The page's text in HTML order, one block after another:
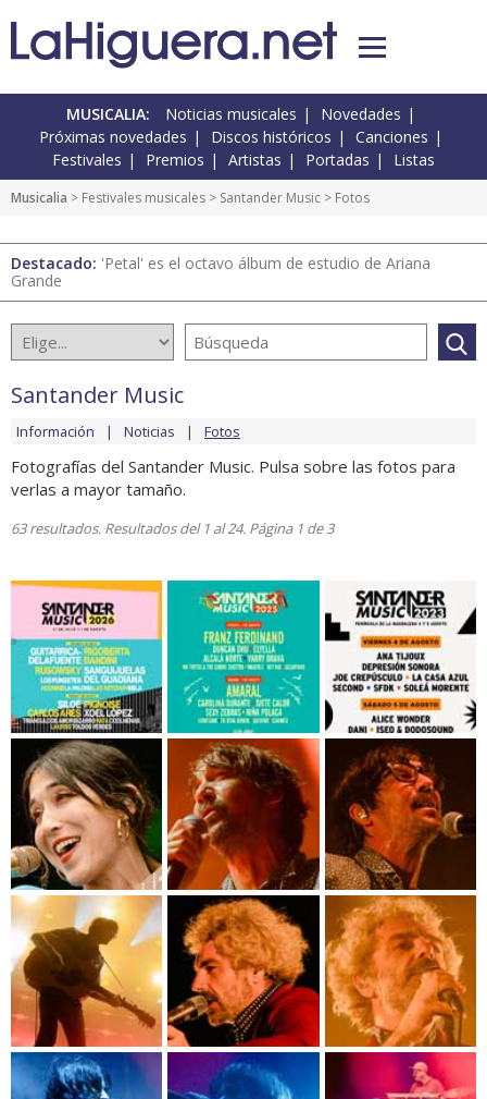
MUSICALIA: Noticias musicales
Novedades
Próximas novedades
Discos históricos
Canciones
Festivales
Premios Artistas Portadas Listas
Musicalia > Festivales musicales > Santander Music > Fotos
Destacado: 'Petal' es el octavo álbum de estudio de Ariana
Grande
Santander Music
Información Noticias Fotos
Fotografías del Santander Music. Pulsa sobre las fotos para
verlas a mayor tamaño.
63 resultados. Resultados del 1 al 24. Página 1 de 3